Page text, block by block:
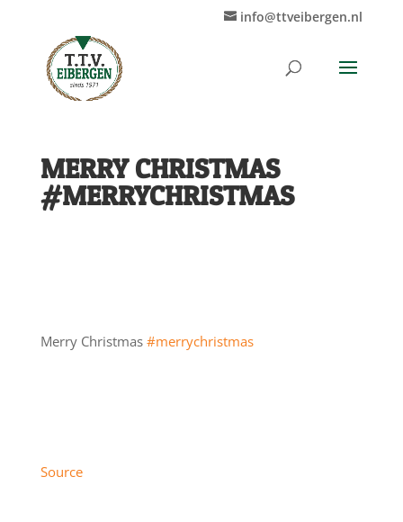
info@ttveibergen.nl
MERRY CHRISTMAS
#MERRYCHRISTMAS
Merry Christmas #merrychristmas
Source